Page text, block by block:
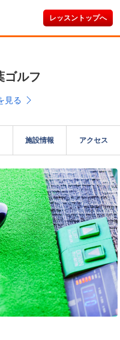
レッスントップへ
ゴルフ
見る
施設情報 アクセス